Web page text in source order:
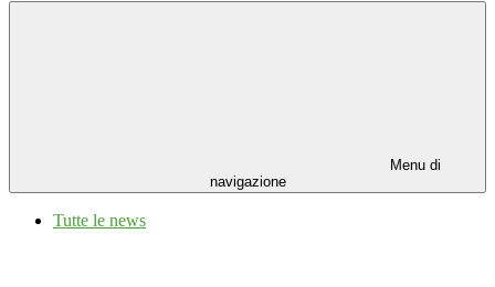
Menu di
navigazione
Tutte le news